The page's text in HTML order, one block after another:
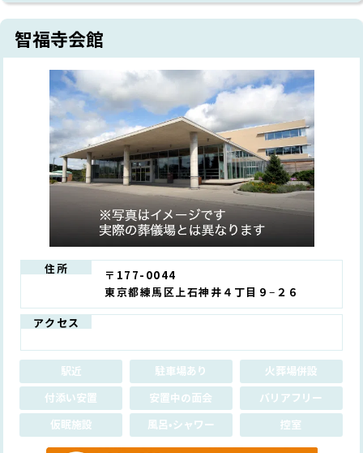
智福寺会館
住所
〒177-0044
東京都練馬区上石神井４丁目９−２６
アクセス
駅近 駐車場あり
火葬場併設
付添い安置
安置中の面会
バリアフリー
仮眠施設
風呂•シャワー 控室